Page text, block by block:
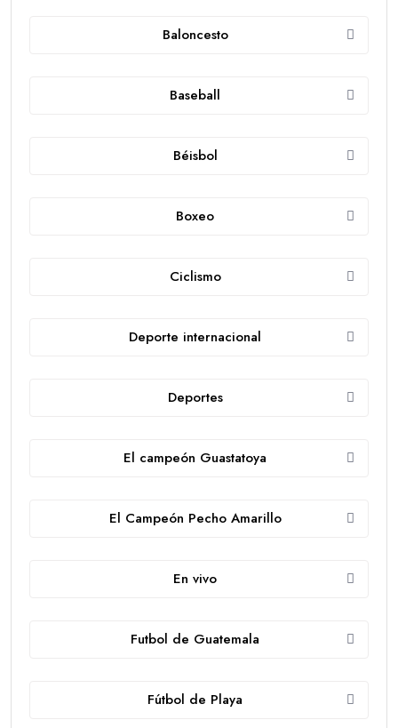
Baloncesto
Baseball
Béisbol
Boxeo
Ciclismo
Deporte internacional
Deportes
El campeón Guastatoya
El Campeón Pecho Amarillo
En vivo
Futbol de Guatemala
Fútbol de Playa